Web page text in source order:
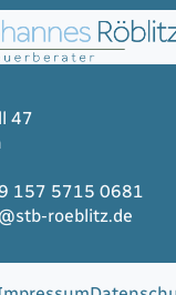
47
157 5715 0681
roeblitz.de